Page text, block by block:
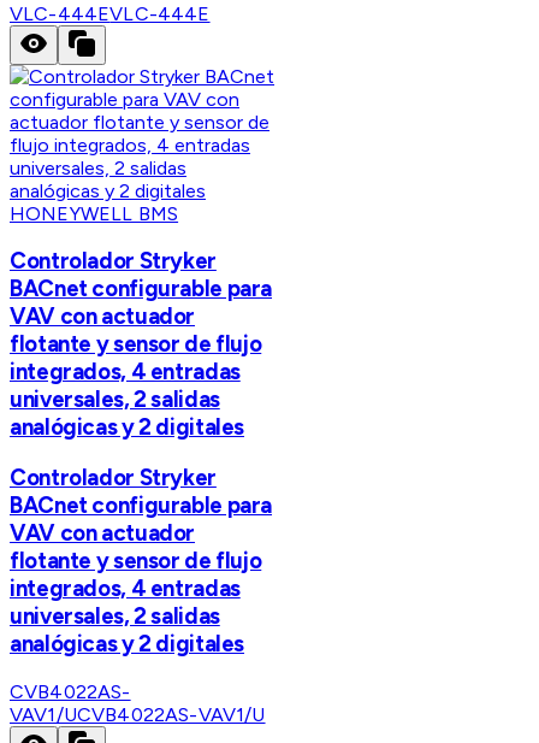
VLC-444EVLC-444E
HONEYWELL BMS
Controlador Stryker
BACnet configurable para
VAV con actuador
flotante y sensor de flujo
integrados, 4 entradas
universales, 2 salidas
analógicas y 2 digitales
Controlador Stryker
BACnet configurable para
VAV con actuador
flotante y sensor de flujo
integrados, 4 entradas
universales, 2 salidas
analógicas y 2 digitales
CVB4022AS-
VAV1/UCVB4022AS-VAV1/U